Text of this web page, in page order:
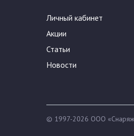
Личный кабинет
Акции
Статьи
Новости
© 1997-2026 ООО